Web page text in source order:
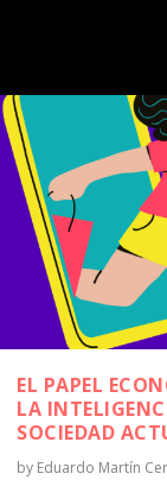
EL PAPEL
LA
SOCIEDAD
by Eduardo Martín